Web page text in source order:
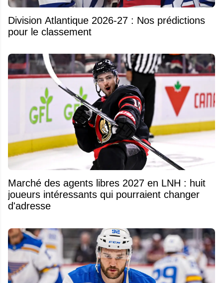
Division Atlantique 2026-27 : Nos prédictions
pour le classement
Marché des agents libres 2027 en LNH : huit
joueurs intéressants qui pourraient changer
d'adresse